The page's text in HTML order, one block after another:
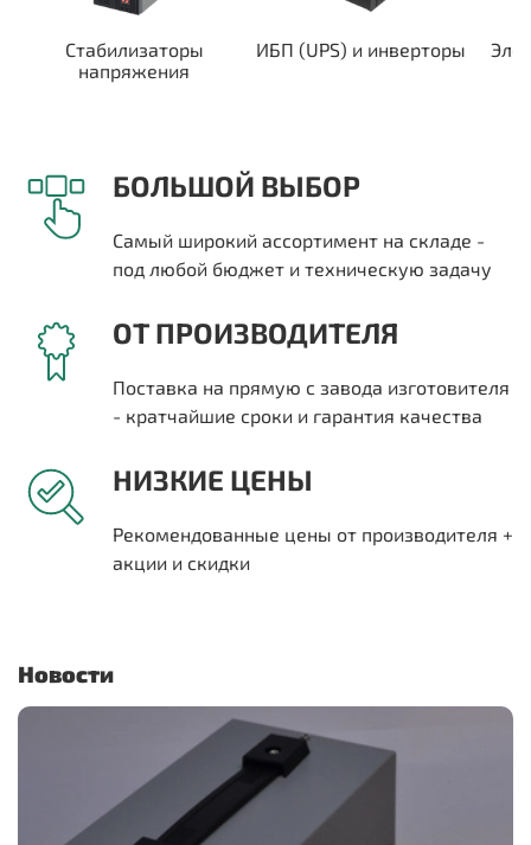
Стабилизаторы
напряжения
ИБП (UPS) и инверторы
БОЛЬШОЙ ВЫБОР
Самый широкий ассортимент на складе -
под любой бюджет и техническую задачу
ОТ ПРОИЗВОДИТЕЛЯ
Поставка на прямую с завода изготовителя
- кратчайшие сроки и гарантия качества
НИЗКИЕ ЦЕНЫ
Рекомендованные цены от производителя +
акции и скидки
Новости